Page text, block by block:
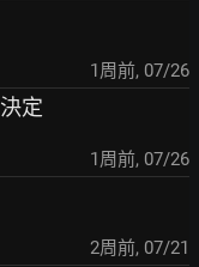
1周前, 07/26
定
1周前, 07/26
2周前, 07/21